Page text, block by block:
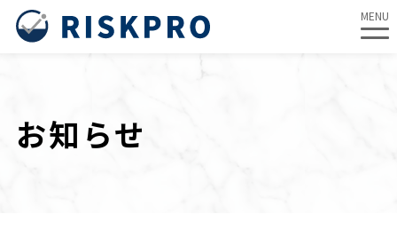
MENU
お知らせ